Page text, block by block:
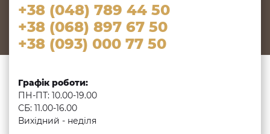
+38 (048) 789 44 50
+38 (068) 897 67 50
+38 (093) 000 77 50
Графік роботи:
ПН-ПТ: 10.00-19.00
СБ: 11.00-16.00
Вихідний - неділя